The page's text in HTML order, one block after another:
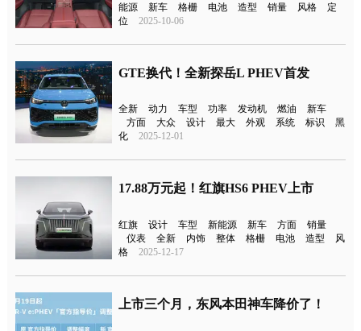
能源
新车 格栅 电池 造型 销量 风格
定
位
2025-10-06
GTE换代！全新探岳L PHEV首发
全新 动力 车型 功率 发动机 燃油
新车
方面
大众 设计 最大 外观 系统 标识
黑
化
2025-12-01
17.88万元起！红旗HS6 PHEV上市
红旗 设计 车型 新能源 新车 方面
销量
仪表
全新 内饰 整体 格栅 电池 造型
风
格
2025-12-17
上市三个月，东风本田神车降价了！